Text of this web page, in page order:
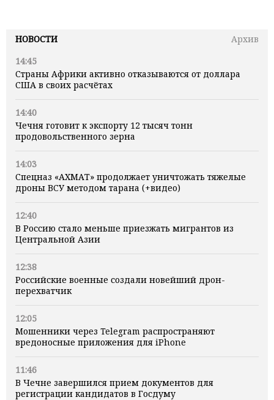
НОВОСТИ
Архив
14:45
Страны Африки активно отказываются от доллара
США в своих расчётах
14:40
Чечня готовит к экспорту 12 тысяч тонн
продовольственного зерна
14:03
Спецназ «АХМАТ» продолжает уничтожать тяжелые
дроны ВСУ методом тарана (+видео)
12:40
В Россию стало меньше приезжать мигрантов из
Центральной Азии
12:38
Российские военные создали новейший дрон-
перехватчик
12:05
Мошенники через Telegram распространяют
вредоносные приложения для iPhone
11:46
В Чечне завершился прием документов для
регистрации кандидатов в Госдуму